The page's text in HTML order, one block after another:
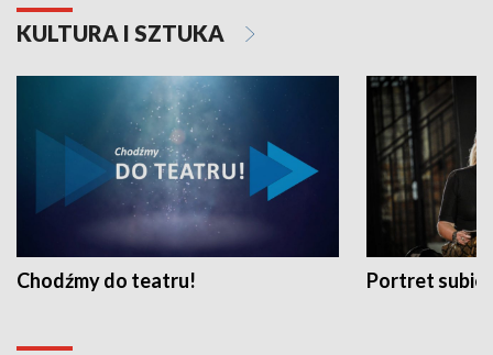
KULTURA I SZTUKA
Chodźmy do teatru! Portret